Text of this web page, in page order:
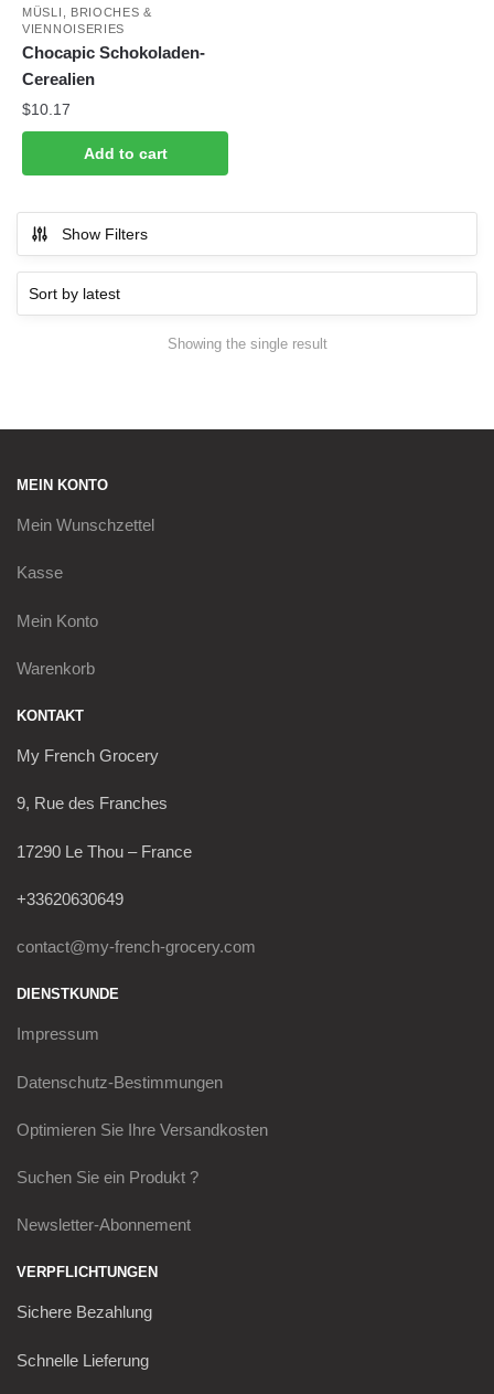
MÜSLI, BRIOCHES &
VIENNOISERIES
Chocapic Schokoladen-
Cerealien
$10.17
Add to cart
Show Filters
Showing the single result
MEIN KONTO
Mein Wunschzettel
Kasse
Mein Konto
Warenkorb
KONTAKT
My French Grocery
9, Rue des Franches
17290 Le Thou – France
+33620630649
contact@my-french-grocery.com
DIENSTKUNDE
Impressum
Datenschutz-Bestimmungen
Optimieren Sie Ihre Versandkosten
Suchen Sie ein Produkt ?
Newsletter-Abonnement
VERPFLICHTUNGEN
Sichere Bezahlung
Schnelle Lieferung